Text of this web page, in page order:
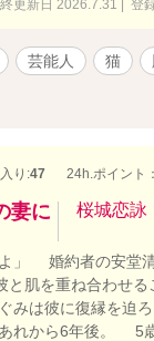
更新日 2026.7.31 | 登
芸能人 猫
り:47 24h.ポイント：
妻に
桜城恋詠
よ」 婚約者の安堂
と肌を重ね合わせる
は彼に復縁を迫ろ
れから6年後。 5